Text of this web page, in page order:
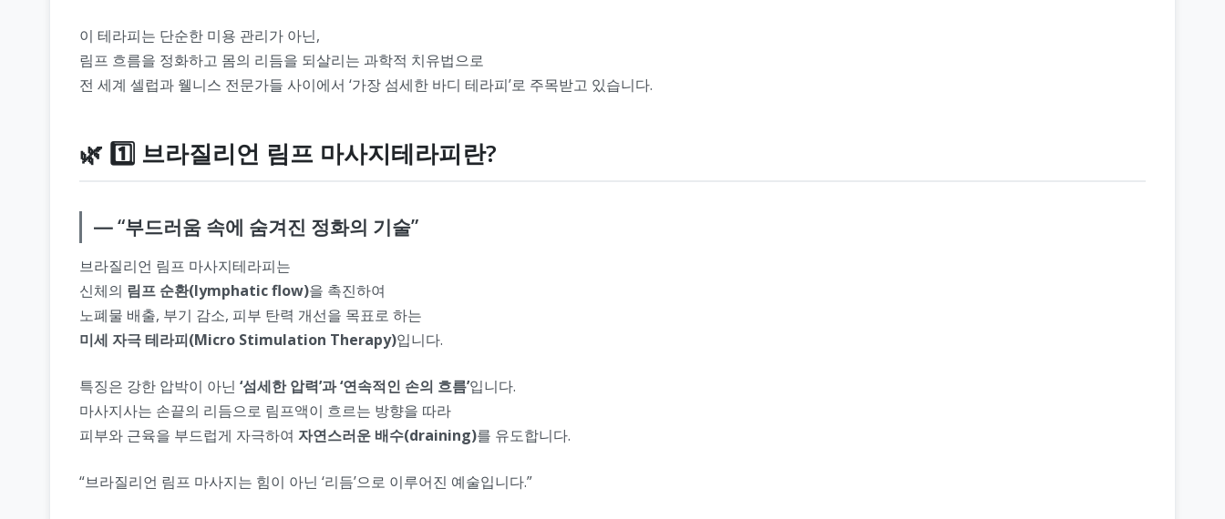
이 테라피는 단순한 미용 관리가 아닌,
림프 흐름을 정화하고 몸의 리듬을 되살리는 과학적 치유법으로
전 세계 셀럽과 웰니스 전문가들 사이에서 ‘가장 섬세한 바디 테라피’로 주목받고 있습니다.
🌿 1️⃣ 브라질리언 림프 마사지테라피란?
― “부드러움 속에 숨겨진 정화의 기술”
브라질리언 림프 마사지테라피는
신체의 림프 순환(lymphatic flow)을 촉진하여
노폐물 배출, 부기 감소, 피부 탄력 개선을 목표로 하는
미세 자극 테라피(Micro Stimulation Therapy)입니다.
특징은 강한 압박이 아닌 ‘섬세한 압력’과 ‘연속적인 손의 흐름’입니다.
마사지사는 손끝의 리듬으로 림프액이 흐르는 방향을 따라
피부와 근육을 부드럽게 자극하여 자연스러운 배수(draining)를 유도합니다.
“브라질리언 림프 마사지는 힘이 아닌 ‘리듬’으로 이루어진 예술입니다.”